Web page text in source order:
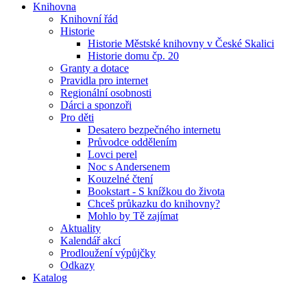
Knihovna
Knihovní řád
Historie
Historie Městské knihovny v České Skalici
Historie domu čp. 20
Granty a dotace
Pravidla pro internet
Regionální osobnosti
Dárci a sponzoři
Pro děti
Desatero bezpečného internetu
Průvodce oddělením
Lovci perel
Noc s Andersenem
Kouzelné čtení
Bookstart - S knížkou do života
Chceš průkazku do knihovny?
Mohlo by Tě zajímat
Aktuality
Kalendář akcí
Prodloužení výpůjčky
Odkazy
Katalog